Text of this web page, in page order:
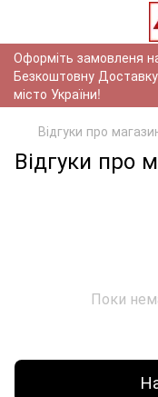
Оформіть замовленя
Безкоштовну
місто України!
Відгуки про
Відгуки про
Поки